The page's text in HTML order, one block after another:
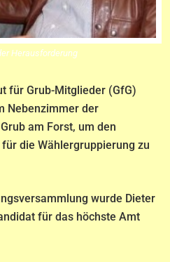
Herausforderung
für Grub-Mitglieder (GfG)
Nebenzimmer der
am Forst, um den
die Wählergruppierung zu
wurde Dieter
für das höchste Amt